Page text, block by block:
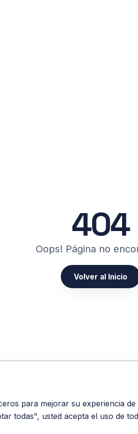
para mejorar su experiencia
todas", usted acepta el uso de
404
Oops! Página no
Volver al Inicio